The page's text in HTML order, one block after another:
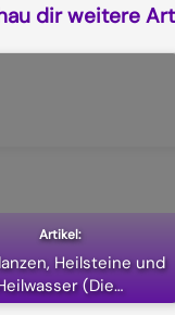
dir weitere
Heilsteine und
(Die…